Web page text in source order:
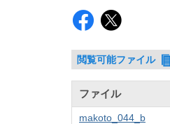
閲覧可能ファイル
ファイル
makoto_044_b